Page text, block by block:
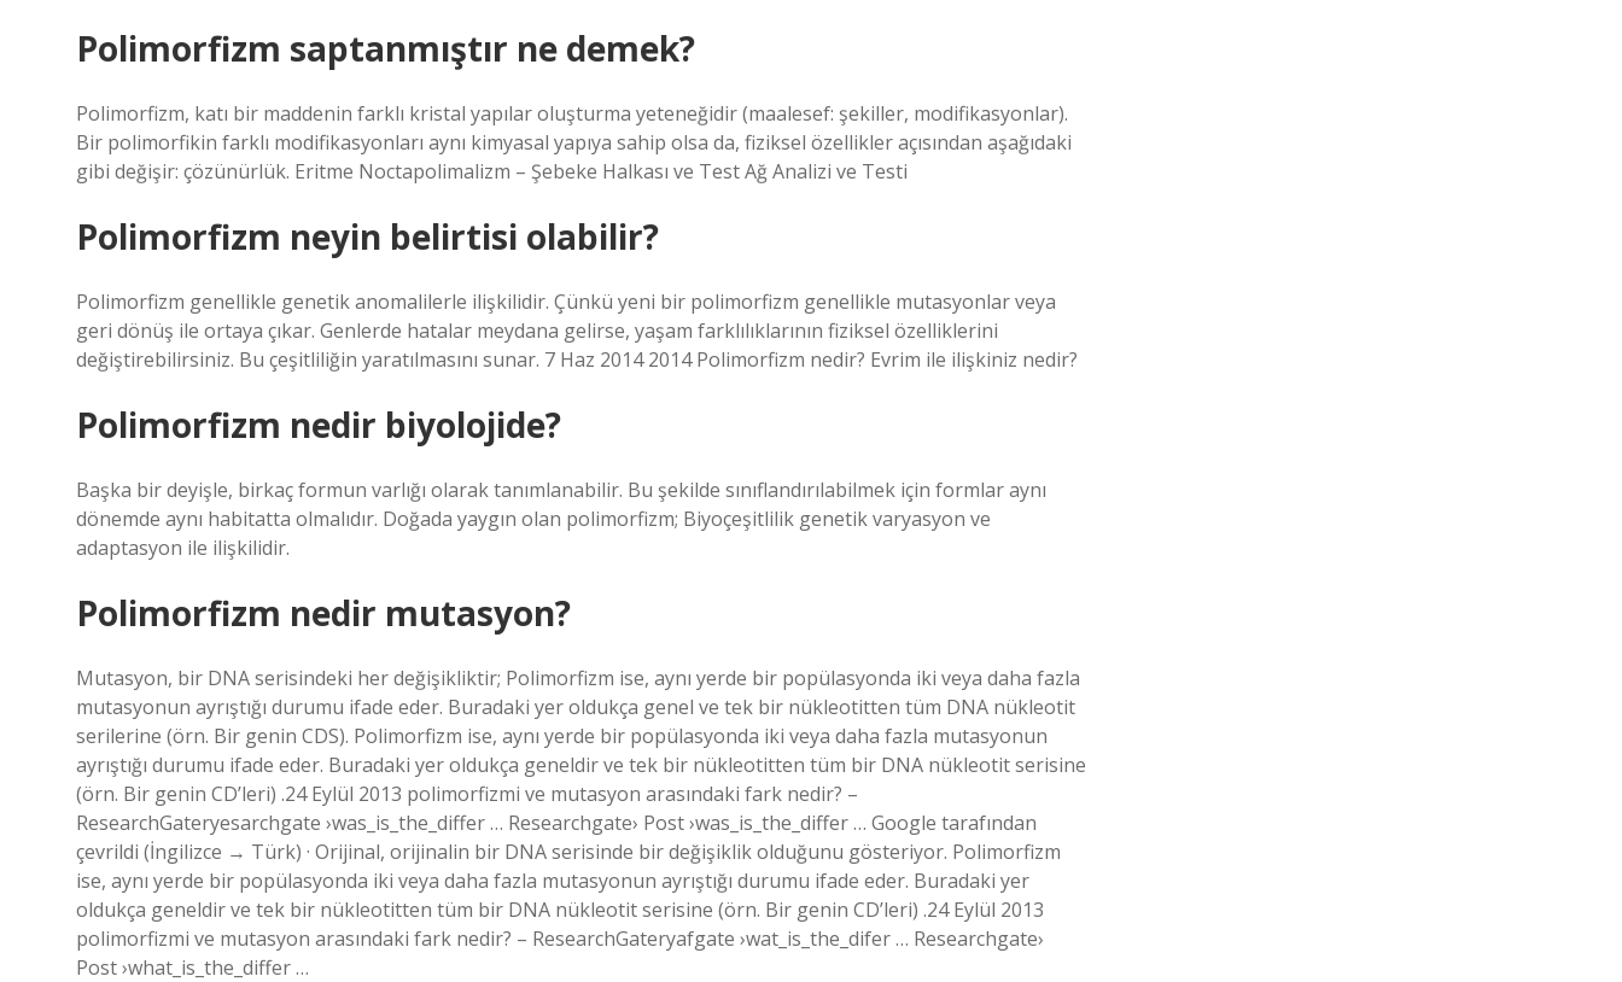
Polimorfizm saptanmıştır ne demek?
Polimorfizm, katı bir maddenin farklı kristal yapılar oluşturma yeteneğidir (maalesef: şekiller, modifikasyonlar).
Bir polimorfikin farklı modifikasyonları aynı kimyasal yapıya sahip olsa da, fiziksel özellikler açısından aşağıdaki
gibi değişir: çözünürlük. Eritme Noctapolimalizm – Şebeke Halkası ve Test Ağ Analizi ve Testi
Polimorfizm neyin belirtisi olabilir?
Polimorfizm genellikle genetik anomalilerle ilişkilidir. Çünkü yeni bir polimorfizm genellikle mutasyonlar veya
geri dönüş ile ortaya çıkar. Genlerde hatalar meydana gelirse, yaşam farklılıklarının fiziksel özelliklerini
değiştirebilirsiniz. Bu çeşitliliğin yaratılmasını sunar. 7 Haz 2014 2014 Polimorfizm nedir? Evrim ile ilişkiniz nedir?
Polimorfizm nedir biyolojide?
Başka bir deyişle, birkaç formun varlığı olarak tanımlanabilir. Bu şekilde sınıflandırılabilmek için formlar aynı
dönemde aynı habitatta olmalıdır. Doğada yaygın olan polimorfizm; Biyoçeşitlilik genetik varyasyon ve
adaptasyon ile ilişkilidir.
Polimorfizm nedir mutasyon?
Mutasyon, bir DNA serisindeki her değişikliktir; Polimorfizm ise, aynı yerde bir popülasyonda iki veya daha fazla
mutasyonun ayrıştığı durumu ifade eder. Buradaki yer oldukça genel ve tek bir nükleotitten tüm DNA nükleotit
serilerine (örn. Bir genin CDS). Polimorfizm ise, aynı yerde bir popülasyonda iki veya daha fazla mutasyonun
ayrıştığı durumu ifade eder. Buradaki yer oldukça geneldir ve tek bir nükleotitten tüm bir DNA nükleotit serisine
(örn. Bir genin CD’leri) .24 Eylül 2013 polimorfizmi ve mutasyon arasındaki fark nedir? –
ResearchGateryesarchgate ›was_is_the_differ … Researchgate› Post ›was_is_the_differ … Google tarafından
çevrildi (İngilizce → Türk) · Orijinal, orijinalin bir DNA serisinde bir değişiklik olduğunu gösteriyor. Polimorfizm
ise, aynı yerde bir popülasyonda iki veya daha fazla mutasyonun ayrıştığı durumu ifade eder. Buradaki yer
oldukça geneldir ve tek bir nükleotitten tüm bir DNA nükleotit serisine (örn. Bir genin CD’leri) .24 Eylül 2013
polimorfizmi ve mutasyon arasındaki fark nedir? – ResearchGateryafgate ›wat_is_the_difer … Researchgate›
Post ›what_is_the_differ …